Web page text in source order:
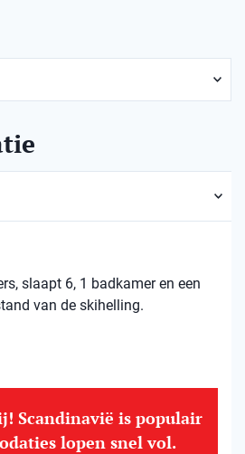
slaapt 6, 1 badkamer en een
van de skihelling.
Scandinavië is populair
lopen snel vol.